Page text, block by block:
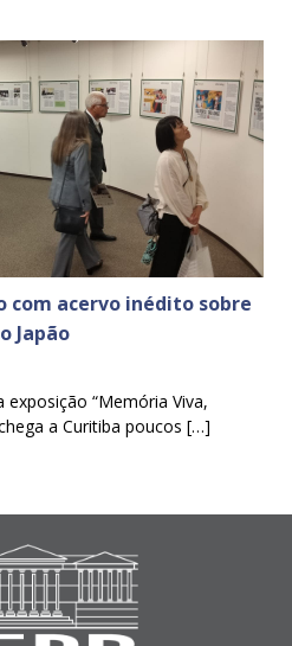
com acervo inédito sobre
Japão
exposição “Memória Viva,
a Curitiba poucos […]